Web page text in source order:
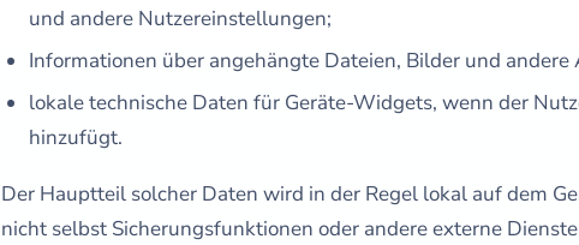
und andere Nutzereinstellungen;
Informationen über angehängte Dateien, Bilder und andere
lokale technische Daten für Geräte-Widgets, wenn der
hinzufügt.
Der Hauptteil solcher Daten wird in der Regel lokal auf dem
nicht selbst Sicherungsfunktionen oder andere externe